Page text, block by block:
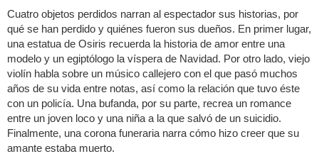
Cuatro objetos perdidos narran al espectador sus historias, por
qué se han perdido y quiénes fueron sus dueños. En primer lugar,
una estatua de Osiris recuerda la historia de amor entre una
modelo y un egiptólogo la víspera de Navidad. Por otro lado, viejo
violín habla sobre un músico callejero con el que pasó muchos
años de su vida entre notas, así como la relación que tuvo éste
con un policía. Una bufanda, por su parte, recrea un romance
entre un joven loco y una niña a la que salvó de un suicidio.
Finalmente, una corona funeraria narra cómo hizo creer que su
amante estaba muerto.